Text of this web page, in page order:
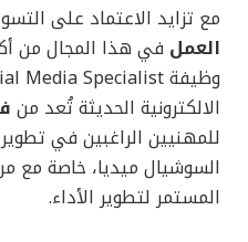
مع تزايد الاعتماد على
العمل في هذا المجال من
الالكترونية الحديثة تُعد من
للمهنيين الراغبين في
السوشيال ميديا، خاصة مع
المستمر لتطوير الأداء.